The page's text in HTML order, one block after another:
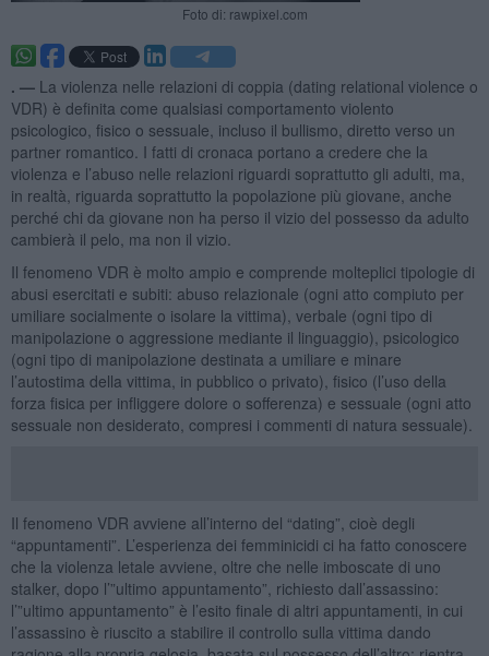
Foto di: rawpixel.com
. — La violenza nelle relazioni di coppia (dating relational violence o
VDR) è definita come qualsiasi comportamento violento
psicologico, fisico o sessuale, incluso il bullismo, diretto verso un
partner romantico. I fatti di cronaca portano a credere che la
violenza e l’abuso nelle relazioni riguardi soprattutto gli adulti, ma,
in realtà, riguarda soprattutto la popolazione più giovane, anche
perché chi da giovane non ha perso il vizio del possesso da adulto
cambierà il pelo, ma non il vizio.
Il fenomeno VDR è molto ampio e comprende molteplici tipologie di
abusi esercitati e subiti: abuso relazionale (ogni atto compiuto per
umiliare socialmente o isolare la vittima), verbale (ogni tipo di
manipolazione o aggressione mediante il linguaggio), psicologico
(ogni tipo di manipolazione destinata a umiliare e minare
l’autostima della vittima, in pubblico o privato), fisico (l’uso della
forza fisica per infliggere dolore o sofferenza) e sessuale (ogni atto
sessuale non desiderato, compresi i commenti di natura sessuale).
Il fenomeno VDR avviene all’interno del “dating”, cioè degli
“appuntamenti”. L’esperienza dei femminicidi ci ha fatto conoscere
che la violenza letale avviene, oltre che nelle imboscate di uno
stalker, dopo l’”ultimo appuntamento”, richiesto dall’assassino:
l’”ultimo appuntamento” è l’esito finale di altri appuntamenti, in cui
l’assassino è riuscito a stabilire il controllo sulla vittima dando